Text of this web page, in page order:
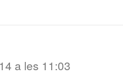
a les 11:03